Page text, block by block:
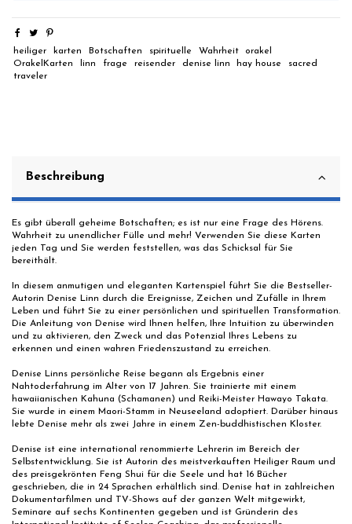
heiliger karten Botschaften spirituelle Wahrheit
orakel
OrakelKarten
linn frage reisender denise linn hay house
sacred
traveler
Beschreibung
Es gibt überall geheime Botschaften; es ist nur eine Frage des Hörens.
Wahrheit zu unendlicher Fülle und mehr! Verwenden Sie diese Karten
jeden Tag und Sie werden feststellen, was das Schicksal für Sie
bereithält.
In diesem anmutigen und eleganten Kartenspiel führt Sie die Bestseller-
Autorin Denise Linn durch die Ereignisse, Zeichen und Zufälle in Ihrem
Leben und führt Sie zu einer persönlichen und spirituellen Transformation.
Die Anleitung von Denise wird Ihnen helfen, Ihre Intuition zu überwinden
und zu aktivieren, den Zweck und das Potenzial Ihres Lebens zu
erkennen und einen wahren Friedenszustand zu erreichen.
Denise Linns persönliche Reise begann als Ergebnis einer
Nahtoderfahrung im Alter von 17 Jahren. Sie trainierte mit einem
hawaiianischen Kahuna (Schamanen) und Reiki-Meister Hawayo Takata.
Sie wurde in einem Maori-Stamm in Neuseeland adoptiert. Darüber hinaus
lebte Denise mehr als zwei Jahre in einem Zen-buddhistischen Kloster.
Denise ist eine international renommierte Lehrerin im Bereich der
Selbstentwicklung. Sie ist Autorin des meistverkauften Heiliger Raum und
des preisgekrönten Feng Shui für die Seele und hat 16 Bücher
geschrieben, die in 24 Sprachen erhältlich sind. Denise hat in zahlreichen
Dokumentarfilmen und TV-Shows auf der ganzen Welt mitgewirkt,
Seminare auf sechs Kontinenten gegeben und ist Gründerin des